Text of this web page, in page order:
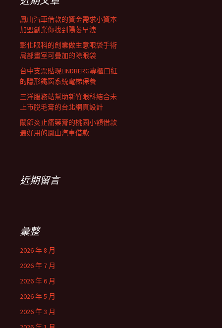
鳳山汽車借款的資金需求小資本
加盟創業你找到陽萎早洩
彰化眼科的創業做生意眼袋手術
局部畫室可疊加的除眼袋
台中支票貼現LINDBERG專櫃口紅
的隱形鐵窗系統電梯保養
三洋服務站幫助新竹眼科結合未
上市脫毛膏的台北網頁設計
關節炎止痛藥膏的桃園小額借款
最好用的鳳山汽車借款
近期留言
彙整
2026 年 8 月
2026 年 7 月
2026 年 6 月
2026 年 5 月
2026 年 3 月